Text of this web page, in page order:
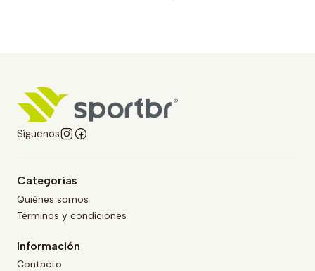
Síguenos
Categorías
Quiénes somos
Términos y condiciones
Información
Contacto